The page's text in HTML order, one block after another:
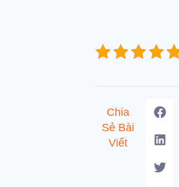
Chia
Sẻ Bài
Viết